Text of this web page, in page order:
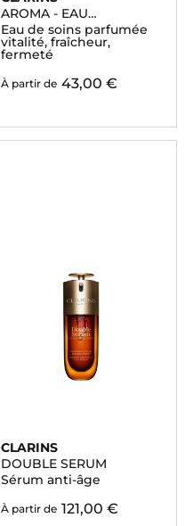
AROMA - EAU
DYNAMISANTE
Eau de soins parfumée
vitalité, fraîcheur,
fermeté
À partir de 43,00 €
CLARINS
DOUBLE SERUM
Sérum anti-âge
À partir de 121,00 €